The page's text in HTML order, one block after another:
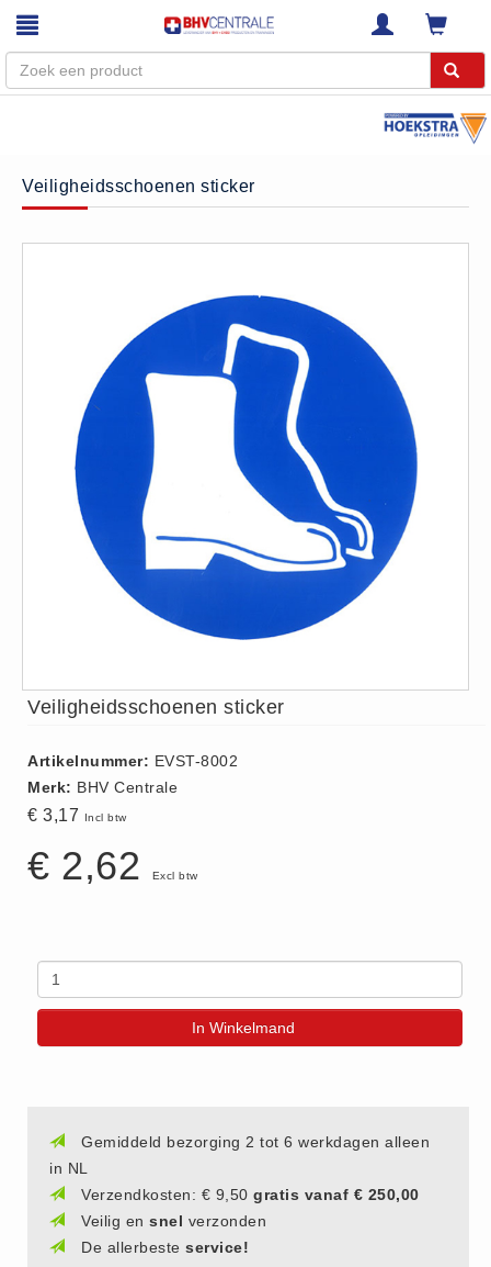
Home
Webshop
Trainingen
Bedrijfsnoodplannen
Plattegronden
VCA Trajecten
ISO 9001 Begeleiding
Evenementenveiligheid
Inspectiecentrale
Ons Team
Betalingsmogelijkheden
Privacy
Algemene Voorwaarden
AED
AED apparaten (11)
AED batterijen (12)
AED binnen - buiten kasten (11)
Veiligheidsschoenen sticker
Veiligheidsschoenen sticker
Artikelnummer: EVST-8002
Merk: BHV Centrale
€ 3,17 Incl btw
€ 2,62 Excl btw
In Winkelmand
Gemiddeld bezorging 2 tot 6 werkdagen alleen
in NL
Verzendkosten: € 9,50 gratis vanaf € 250,00
Veilig en snel verzonden
De allerbeste service!